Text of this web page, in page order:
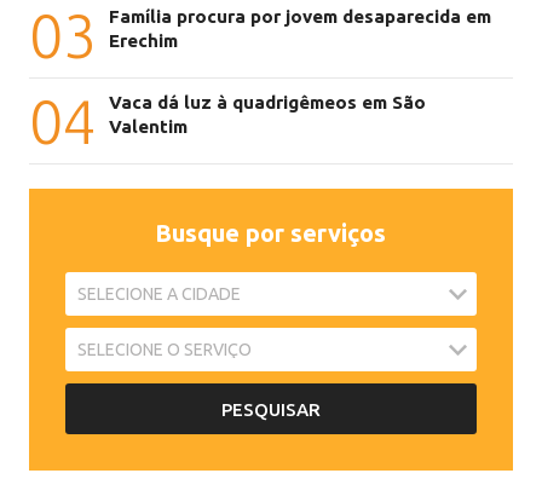
03
Família procura por jovem desaparecida em
Erechim
04
Vaca dá luz à quadrigêmeos em São
Valentim
Busque por serviços